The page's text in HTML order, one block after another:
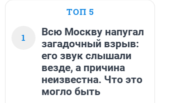
ТОП 5
1
Всю Москву напугал
загадочный взрыв:
его звук слышали
везде, а причина
неизвестна. Что это
могло быть